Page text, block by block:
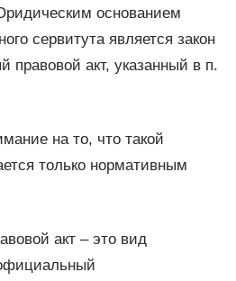
основанием
сервитута является закон
правовой акт, указанный в п.
на то, что такой
только нормативным
акт – это вид